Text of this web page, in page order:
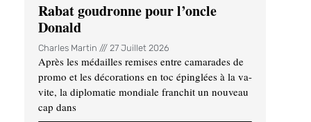
Rabat goudronne pour l’oncle
Donald
Charles Martin 27 Juillet 2026
Après les médailles remises entre camarades de
promo et les décorations en toc épinglées à la va-
vite, la diplomatie mondiale franchit un nouveau
cap dans